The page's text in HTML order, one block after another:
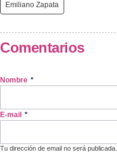
Emiliano Zapata
Comentarios
Nombre *
E-mail *
Tu dirección de email no será publicada.